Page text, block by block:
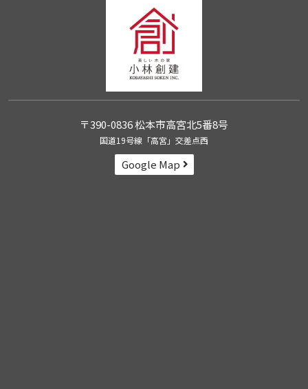
〒390-0836 松本市高宮北5番8号
国道19号線「高宮」交差点西
Google Map